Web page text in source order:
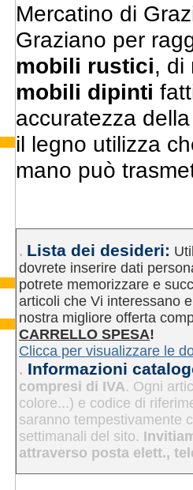
Mercatino di
Graziano per
mobili rustici, di
mobili dipinti
accuratezza
il legno utilizza
mano può
. Lista dei desideri:
dovrete inserire dati
potrete memorizzare e
articoli che Vi interessano
nostra migliore offerta
CARRELLO SPESA!
Clicca per visualizzare le
. Informazioni
compresi di IVA. Ogni
colore...) e codice di
saranno tempestivamente
settimanali del sito.
attraverso posta elett.,